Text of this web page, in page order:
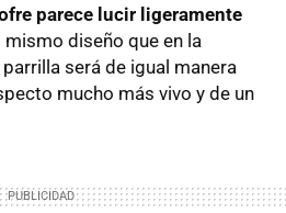
parece lucir ligeramente
mismo diseño que en la
será de igual manera
mucho más vivo y de un